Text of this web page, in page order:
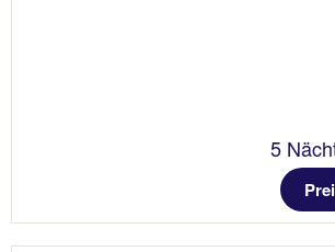
5